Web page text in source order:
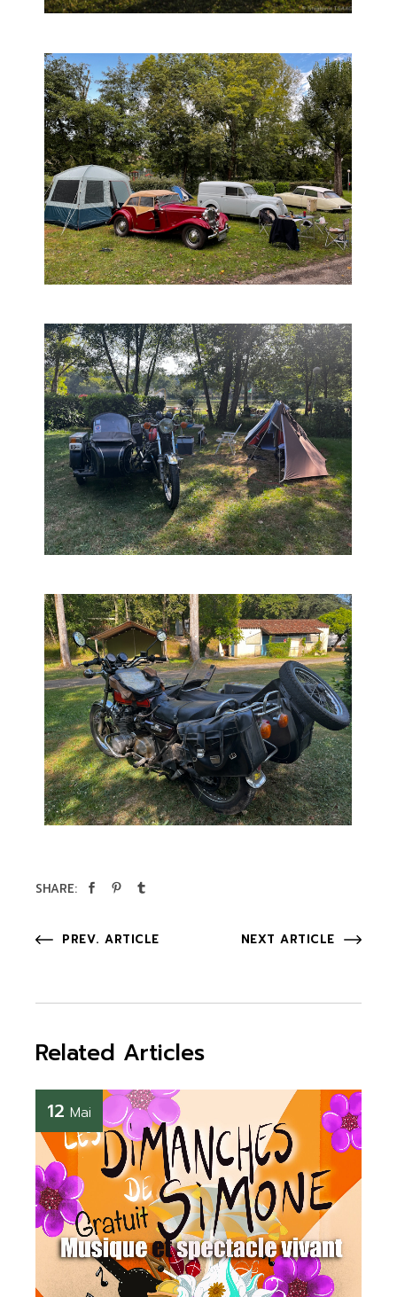
SHARE:
PREV. ARTICLE NEXT ARTICLE
Related Articles
12 Mai